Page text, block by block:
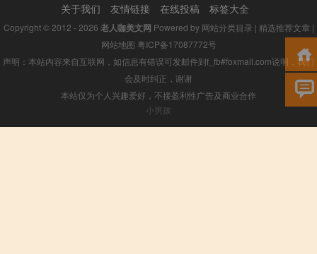
关于我们 友情链接 在线投稿 标签大全
Copyright © 2012 - 2026 老人咖美文网 Powered by 网站分类目录 | 精选推荐文章 |
网站地图 粤ICP备17087772号
声明：本站内容来自互联网，如信息有错误可发邮件到f_fb#foxmail.com说明，我们
会及时纠正，谢谢
本站仅为个人兴趣爱好，不接盈利性广告及商业合作
小男孩